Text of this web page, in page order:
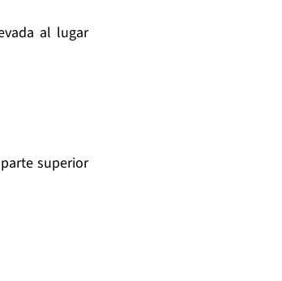
al lugar
superior